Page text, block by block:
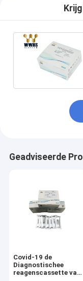
Geadviseerde
Covid-19 de
Diagnostischee
reagenscassette van